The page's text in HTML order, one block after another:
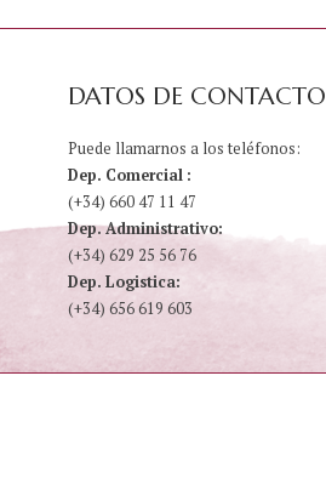
DATOS DE CONTACTO
Puede llamarnos a los teléfonos:
Dep. Comercial :
(+34) 660 47 11 47
Dep. Administrativo:
(+34) 629 25 56 76
Dep. Logistica:
(+34) 656 619 603